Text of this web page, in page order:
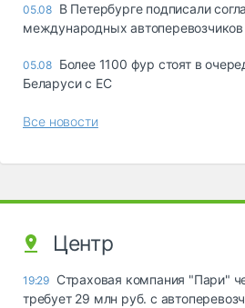
05.08 В Петербурге подписали
международных автоперевозчиков
05.08 Более 1100 фур стоят в
Беларуси с ЕС
Все новости
Центр
19:29 Страховая компания "Пари"
требует 29 млн руб. с